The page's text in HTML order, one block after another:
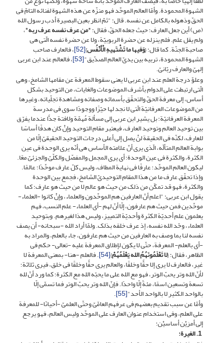
الشهوة المحمودة. وأمّا العالم الموحِّد فهو منزّه عن هذه الشهوة لفنائه التامّ فی
الحقّ وذهوله بالکامل عن نفسه. قال: "ثمّ انظر بعین البصیرة أدب رسول الله
(ص) أین جعل العارف؛ حیث جعله الحقّ، فقال:"من عرف نفسه عرف ربه"،
ولم یقل علم. فلم ینزله عن حضرة الربوبیّة، ولا عن حضرة نفسه الّتی هی
صاحبة الجنّة. کما قال: {وَفیها ما تَشْتَهیهِ الْأَنْفُس}
[52] ، فالعارف صاحب
الشهوة المحمودة، تربیه بین یدیّ العالم الصدّیق"[53] ، فالعالم عند ابن عربی
إلهیّ والعارف ربّانیّ.
وعلوّ درجة العلم عند ابن عربی لا یعنی سقوط المعرفة عن مقامها الشامخ، وهی
الّتی ارتبطت على الدوام بأشرف الموضوعات والغایات، من التوحید بشکل
أساس، إلى معرفة الحقّ والتحقّق بأسمائه وصفاته ومشاهدة تجلّیاته، وغیرها
من الموضوعات العرفانیّة الّتی لا نجد لها حیّزًا ووجودًا سوى فی مدرسة
المعرفة العرفانیّة؛ بل یشیر ابن عربی إلى مسألة مُهمّة ولافتة جدًّا عندما یفرّق
بین توحید العالم وتوحید العارف، فیعتبر مقام التوحید وإنْ کان هدفًا أساسًا
للعارف، لکنّه فی الحقیقة لنْ یصل إلى أعلى درجات التوحید الحقیقیّ إلّا من
بوابة العالم المتألّه، الّذی یرى أنّ علامته الأساس هی أنّه یرى الوحدة فی عین
الکثرة، والکثرة فی عین الوحدة؛ أی یرى المجمل والمفصّل والکلّیّ والجزئیّ معًا.
لیکون العالم الموحِّد؛ عارفًا فی نهایة المطاف، ولیس کلّ عارف موحِّدًا؛ عالمًا.
وإذا تحقّق عارف ما من هذا المقام التوحیدیّ الشامخ، فجمع بین الوحدة
والکثرة، فهو قد تمکّن من ذلک من حیث هو عالم لا من حیث هو عارف؛ کما
یقول ابن عربی: "اعلم أنّ العارفین هم الموحِّدون والعلماء، وإنْ کانوا -العلماء-
موحِّدین فمن حیث هم عارفون، إلّا أنّ لهم -أی العلماء- علم النسب، فهم
یعلمون علم أحدیّة الکثرة وأحدیّة التمییز، ولیس هذا لغیرهم. وبتوحید
العلماء، وحّد الله نفسه، إذ عرف خلقه بذلک. ولمّا أراد الله -سبحانه- أن یصف
نفسه لنا بما وصف به العارفین من حیث هم عارفون، جاء بالعلم، والمراد به
-أی بالعلم- المعرفة، حتّى لا یکون لإطلاق المعرفة علیه -تعالى- حکم فی
الظاهر، فقال: {لا تَعْلَمُونَهُمُ الله یَعْلَمُهُمْ}
[54] . فالعلم -هنا- بمعنى المعرفة لا
غیر، فالعارف لا یرى إلا حقًّا وخلقًا، والعالم یرى حقًّا وخلقًا فی خلق، فیرى ثلاثة؛
لأنّ الله وتر یحبّ الوتر، فهو مع الله على ما یحبّه الله مع الکثرة؛ کما ورد أنّ لله
تسعة وتسعین اسمًا، مئةً إلّا واحدًا. فإنّ الله وتر یحبّ الوتر فما تسمّى إلّا
بالواحد الکثیر لا بالواحد الأحد‏"[55]
.
وأمّا عن سبب تقدیم بعضهم فی عرفهم العامّیّ وحتّى العلمیّ -أحیانًا- للمعرفة
على العلم، وفی استخدام عنوان العارف على الموحِّد ولیس العالم، فهو یرجع
إلى أمرَیْن أساسیْن: